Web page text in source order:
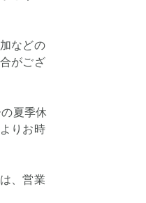
などの
がござ
夏季休
りお時
、営業